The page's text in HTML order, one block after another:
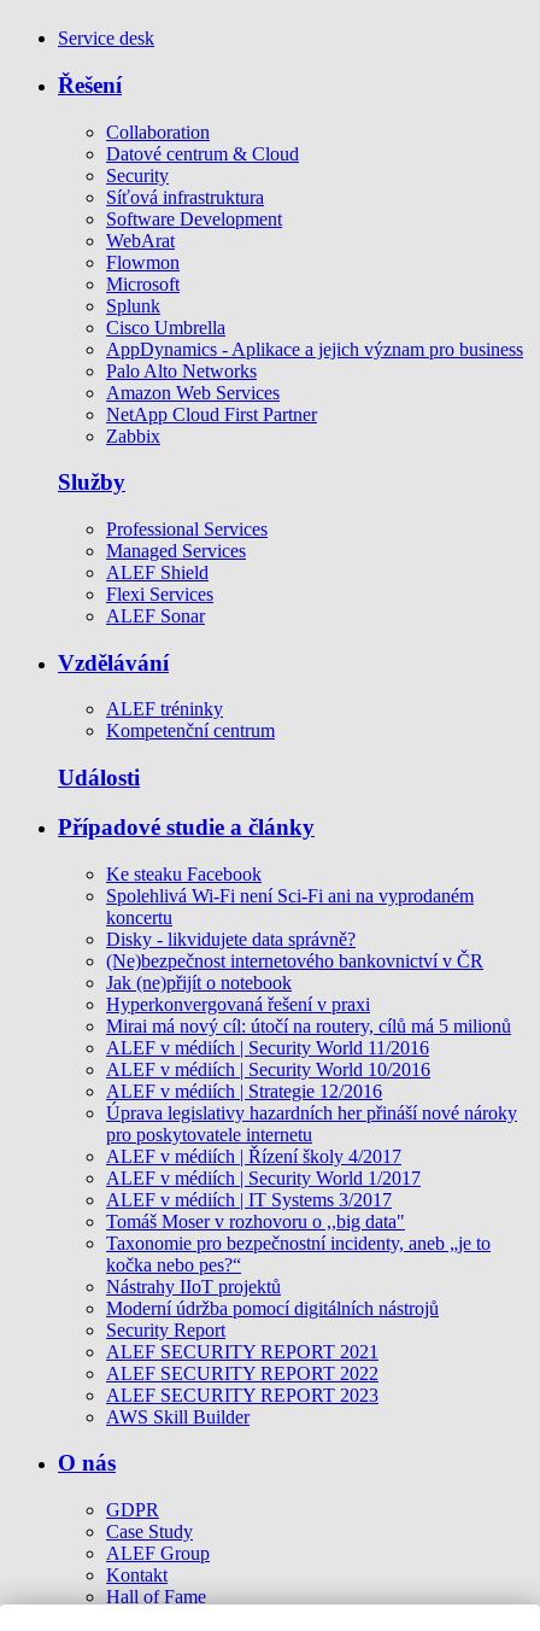
Service desk
Řešení
Collaboration
Datové centrum & Cloud
Security
Síťová infrastruktura
Software Development
WebArat
Flowmon
Microsoft
Splunk
Cisco Umbrella
AppDynamics - Aplikace a jejich význam pro business
Palo Alto Networks
Amazon Web Services
NetApp Cloud First Partner
Zabbix
Služby
Professional Services
Managed Services
ALEF Shield
Flexi Services
ALEF Sonar
Vzdělávání
ALEF tréninky
Kompetenční centrum
Události
Případové studie a články
Ke steaku Facebook
Spolehlivá Wi-Fi není Sci-Fi ani na vyprodaném
koncertu
Disky - likvidujete data správně?
(Ne)bezpečnost internetového bankovnictví v ČR
Jak (ne)přijít o notebook
Hyperkonvergovaná řešení v praxi
Mirai má nový cíl: útočí na routery, cílů má 5 milionů
ALEF v médiích | Security World 11/2016
ALEF v médiích | Security World 10/2016
ALEF v médiích | Strategie 12/2016
Úprava legislativy hazardních her přináší nové nároky
pro poskytovatele internetu
ALEF v médiích | Řízení školy 4/2017
ALEF v médiích | Security World 1/2017
ALEF v médiích | IT Systems 3/2017
Tomáš Moser v rozhovoru o ,,big data"
Taxonomie pro bezpečnostní incidenty, aneb „je to
kočka nebo pes?“
Nástrahy IIoT projektů
Moderní údržba pomocí digitálních nástrojů
Security Report
ALEF SECURITY REPORT 2021
ALEF SECURITY REPORT 2022
ALEF SECURITY REPORT 2023
AWS Skill Builder
O nás
GDPR
Case Study
ALEF Group
Kontakt
Hall of Fame